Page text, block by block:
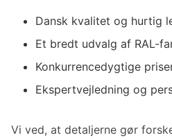
Dansk kvalitet og hurtig
Et bredt udvalg af RAL-
Konkurrencedygtige
Ekspertvejledning og
Vi ved, at detaljerne gør